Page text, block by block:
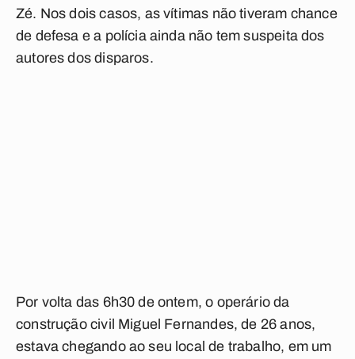
Zé. Nos dois casos, as vítimas não tiveram chance
de defesa e a polícia ainda não tem suspeita dos
autores dos disparos.
Por volta das 6h30 de ontem, o operário da
construção civil Miguel Fernandes, de 26 anos,
estava chegando ao seu local de trabalho, em um